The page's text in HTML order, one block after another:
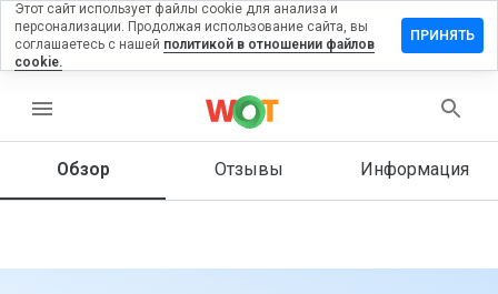
menu
Обзор Отзывы Информация
на
Как бы
этот
Этот сайт использует файлы cookie для анализа и
персонализации. Продолжая использование сайта, вы
соглашаетесь с нашей политикой в отношении файлов
cookie.
ПРИНЯТЬ